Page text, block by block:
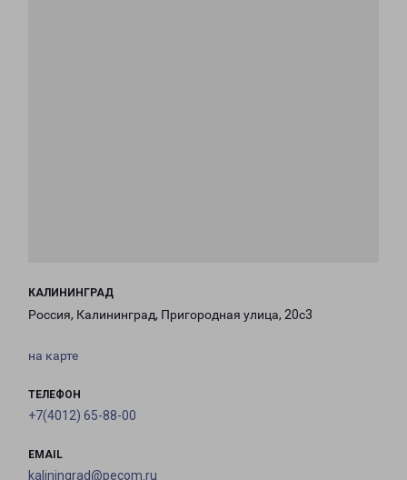
КАЛИНИНГРАД
Россия, Калининград, Пригородная улица, 20с3
на карте
ТЕЛЕФОН
+7(4012) 65-88-00
EMAIL
kaliningrad@pecom.ru